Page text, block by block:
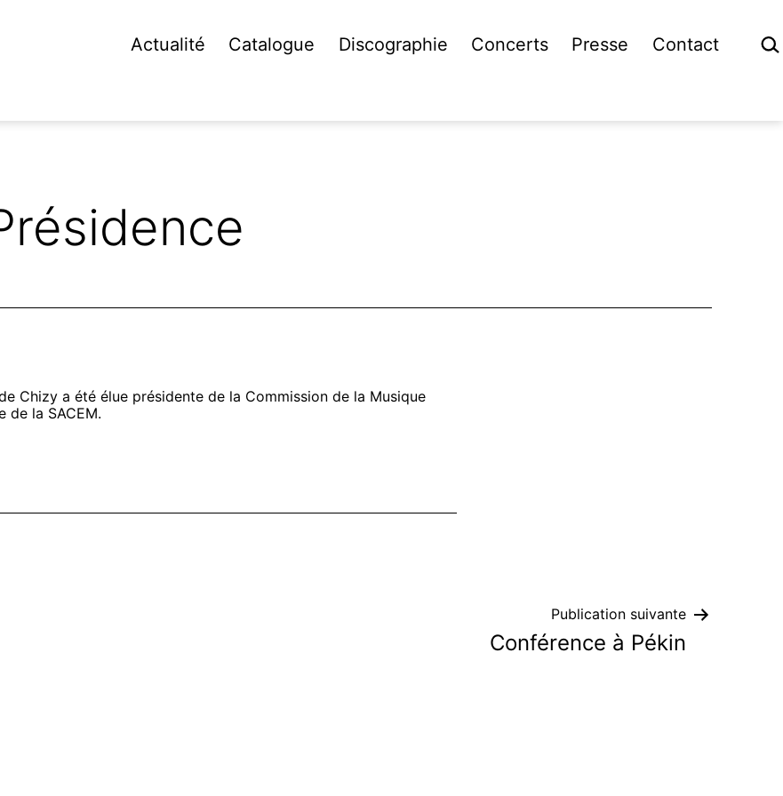
Actualité Catalogue Discographie Concerts Presse Contact
Chizy a été élue présidente de la Commission de la Musique
de la SACEM.
Publication suivante
Conférence à Pékin